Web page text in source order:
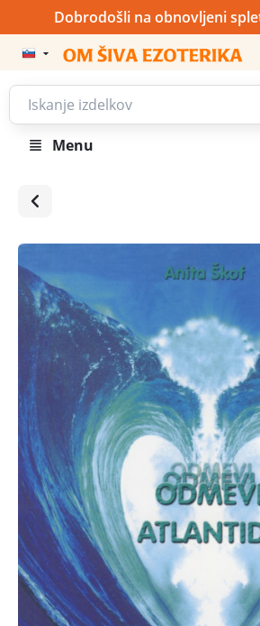
Dobrodošli na obnovljeni
Menu